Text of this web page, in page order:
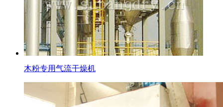
木粉专用气流干燥机